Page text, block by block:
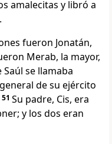
amalecitas y libró a
fueron Jonatán,
Merab, la mayor,
Saúl se llamaba
de su ejército
51 Su padre, Cis, era
y los dos eran